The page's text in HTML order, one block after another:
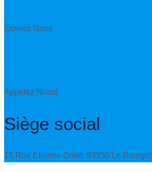
Écrivez Nous
Appelez Nous!
Siège social
15 Rue Etienne Dolet, 93350 Le Bourget